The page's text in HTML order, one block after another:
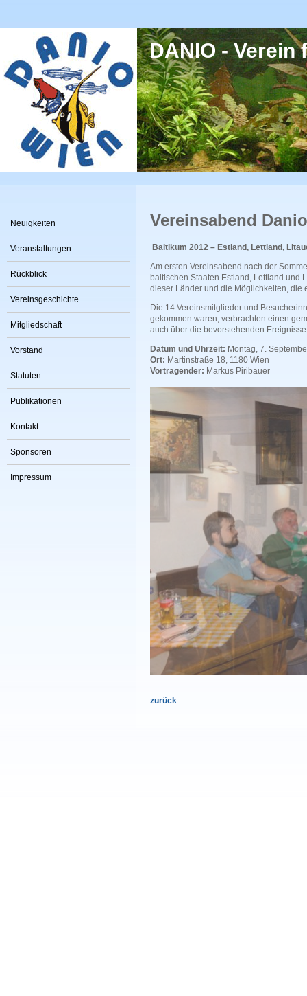
DANIO -
Neuigkeiten
Veranstaltungen
Rückblick
Vereinsgeschichte
Mitgliedschaft
Vorstand
Statuten
Publikationen
Kontakt
Sponsoren
Impressum
Vereinsabend Danio
Baltikum 2012 – Estland, Lettland,
Am ersten Vereinsabend nach der
baltischen Staaten Estland, Lettland und
dieser Länder und die Möglichkeiten, die
Die 14 Vereinsmitglieder und
gekommen waren, verbrachten einen
auch über die bevorstehenden
Datum und Uhrzeit: Montag, 7.
Ort: Martinstraße 18, 1180 Wien
Vortragender: Markus Piribauer
zurück